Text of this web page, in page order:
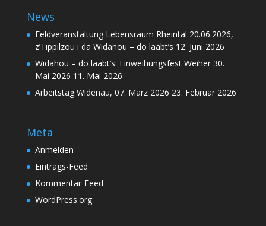
News
Feldveranstaltung Lebensraum Rheintal 20.06.2026,
z’Tippilzou i da Widanou – do läabt’s 12. Juni 2026
Widahou – do läabt’s: Einweihungsfest Weiher 30.
Mai 2026 11. Mai 2026
Arbeitstag Widenau, 07. März 2026 23. Februar 2026
Meta
Anmelden
Eintrags-Feed
Kommentar-Feed
WordPress.org